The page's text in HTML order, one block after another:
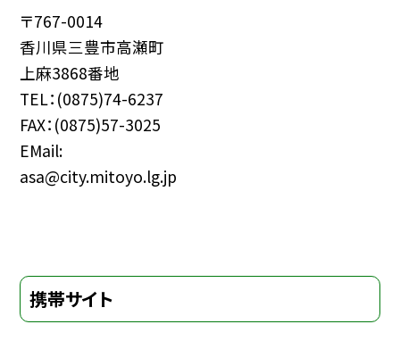
〒767-0014
香川県三豊市高瀬町
上麻3868番地
TEL：(0875)74-6237
FAX：(0875)57-3025
EMail:
asa@city.mitoyo.lg.jp
携帯サイト